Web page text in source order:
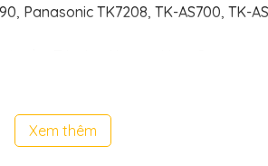
Panasonic TK7208, TK-AS700, TK-
Xem thêm